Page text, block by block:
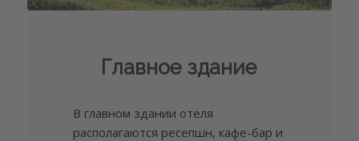
Главное здание
В главном здании отеля
располагаются ресепшн, кафе-бар и